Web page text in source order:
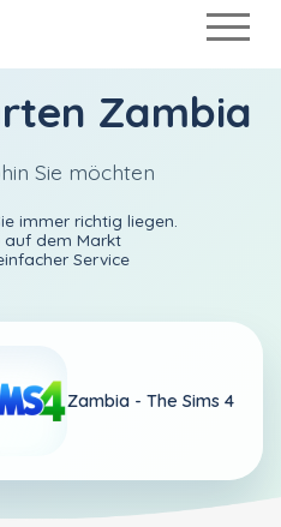
Zambia
Sie möchten
immer richtig liegen.
auf dem Markt
Service
Zambia - The Sims 4